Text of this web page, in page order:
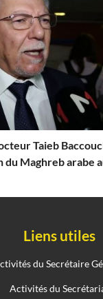
Taieb
du Maghreb arabe
Liens utiles
du Secrétaire
Activités du